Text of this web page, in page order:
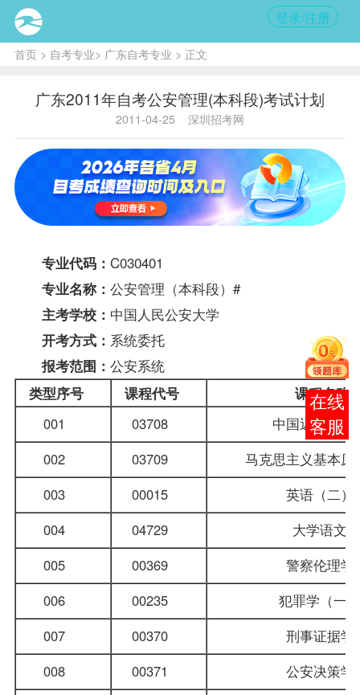
登录/注册
首页> 自考专业> 广东自考专业 > 正文
广东2011年自考公安管理(本科段)考试计划
2011-04-25 深圳招考网
专业代码： C030401
专业名称： 公安管理（本科段）#
主考学校： 中国人民公安大学
开考方式： 系统委托
报考范围： 公安系统
类型序号 课程代号
课程名
001
03708
中国近代史
002
03709
马克思主义基本原
003
00015
英语（二）
004
04729
大学语文
005
00369
警察伦理
006
00235
犯罪学（
007
00370
刑事证据
008
00371
公安决策
报考
咨询